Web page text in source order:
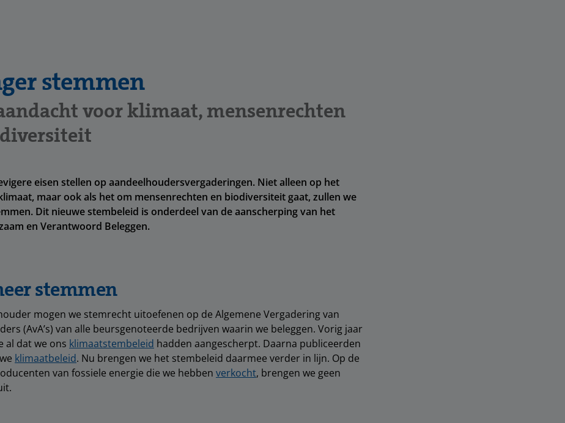
stemmen
voor klimaat, mensenrechten
eisen stellen op aandeelhoudersvergaderingen. Niet alleen op het
maar ook als het om mensenrechten en biodiversiteit gaat, zullen we
Dit nieuwe stembeleid is onderdeel van de aanscherping van het
en Verantwoord Beleggen.
stemmen
mogen we stemrecht uitoefenen op de Algemene Vergadering van
(AvA’s) van alle beursgenoteerde bedrijven waarin we beleggen. Vorig jaar
al dat we ons klimaatstembeleid hadden aangescherpt. Daarna publiceerden
klimaatbeleid. Nu brengen we het stembeleid daarmee verder in lijn. Op de
van fossiele energie die we hebben verkocht, brengen we geen